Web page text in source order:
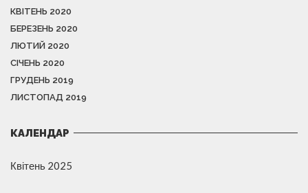
КВІТЕНЬ 2020
БЕРЕЗЕНЬ 2020
ЛЮТИЙ 2020
СІЧЕНЬ 2020
ГРУДЕНЬ 2019
ЛИСТОПАД 2019
КАЛЕНДАР
Квітень 2025